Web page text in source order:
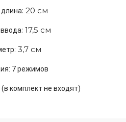
: 20 cм
ввода: 17,5 cм
: 3,7 cм
7 режимов
(в комплект не входят)